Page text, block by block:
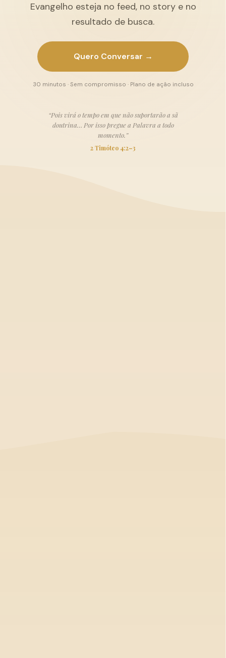
Evangelho esteja no feed, no story e no
resultado de busca.
Quero Conversar →
30 minutos · Sem compromisso · Plano de ação incluso
“Pois virá o tempo em que não suportarão a sã
doutrina… Por isso pregue a Palavra a todo
momento.”
2 Timóteo 4:2–3